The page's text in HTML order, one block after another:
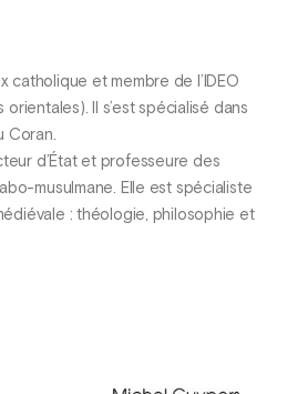
catholique et membre de l’IDEO
orientales). Il s’est spécialisé dans
Coran.
d’État et professeure des
musulmane. Elle est spécialiste
: théologie, philosophie et